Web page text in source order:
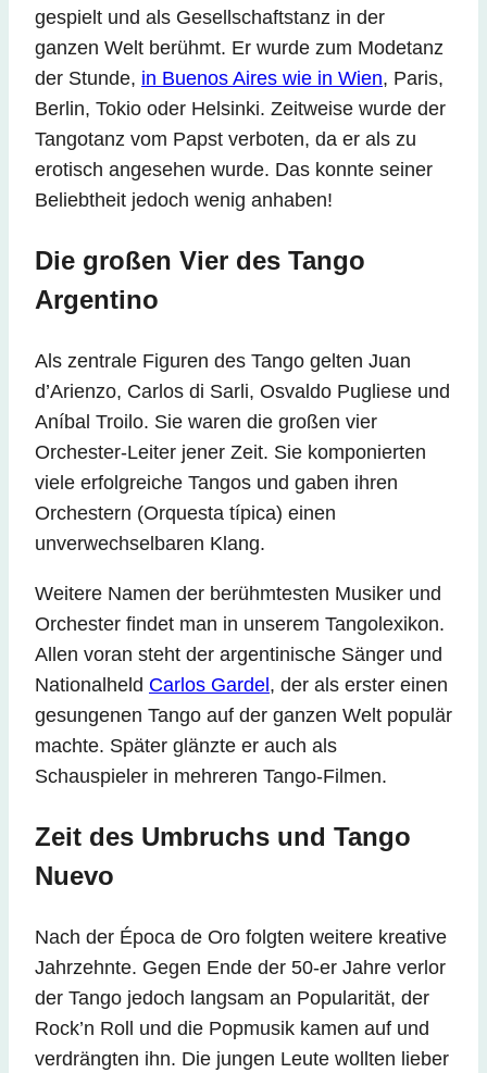
gespielt und als Gesellschaftstanz in der
ganzen Welt berühmt. Er wurde zum Modetanz
der Stunde, in Buenos Aires wie in Wien, Paris,
Berlin, Tokio oder Helsinki. Zeitweise wurde der
Tangotanz vom Papst verboten, da er als zu
erotisch angesehen wurde. Das konnte seiner
Beliebtheit jedoch wenig anhaben!
Die großen Vier des Tango
Argentino
Als zentrale Figuren des Tango gelten Juan
d’Arienzo, Carlos di Sarli, Osvaldo Pugliese und
Aníbal Troilo. Sie waren die großen vier
Orchester-Leiter jener Zeit. Sie komponierten
viele erfolgreiche Tangos und gaben ihren
Orchestern (Orquesta típica) einen
unverwechselbaren Klang.
Weitere Namen der berühmtesten Musiker und
Orchester findet man in unserem Tangolexikon.
Allen voran steht der argentinische Sänger und
Nationalheld Carlos Gardel , der als erster einen
gesungenen Tango auf der ganzen Welt populär
machte. Später glänzte er auch als
Schauspieler in mehreren Tango-Filmen.
Zeit des Umbruchs und Tango
Nuevo
Nach der Época de Oro folgten weitere kreative
Jahrzehnte. Gegen Ende der 50-er Jahre verlor
der Tango jedoch langsam an Popularität, der
Rock’n Roll und die Popmusik kamen auf und
verdrängten ihn. Die jungen Leute wollten lieber